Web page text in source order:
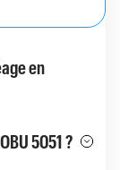
en
5051 ?